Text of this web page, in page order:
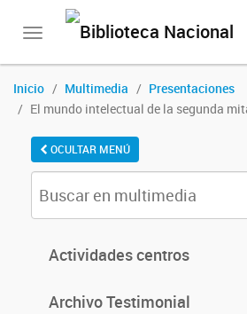
Toggle
Inicio Multimedia
Presentaciones
El mundo intelectual de la segunda
OCULTAR MENÚ
Actividades centros
Archivo Testimonial